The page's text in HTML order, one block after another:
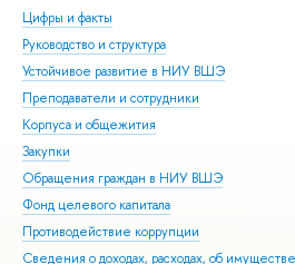
Цифры и факты
Руководство и структура
Устойчивое развитие в НИУ ВШЭ
Преподаватели и сотрудники
Корпуса и общежития
Закупки
Обращения граждан в НИУ ВШЭ
Фонд целевого капитала
Противодействие коррупции
Сведения о доходах, расходах, об имуществе